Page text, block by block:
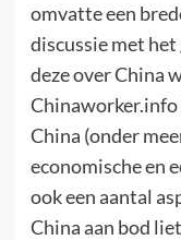
omvatte een
discussie met
deze over China
Chinaworker.info
China (onder
economische en
ook een aantal
China aan bod